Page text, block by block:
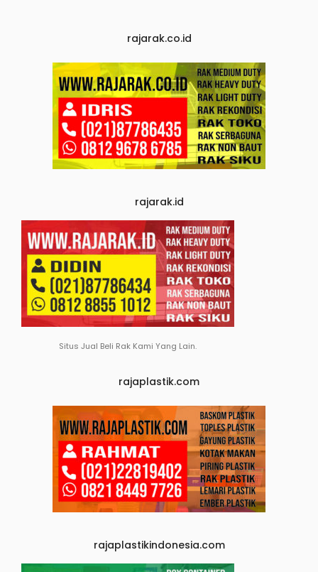
rajarak.co.id
rajarak.id
Situs Jual Beli Rak Kami Yang Lain.
rajaplastik.com
rajaplastikindonesia.com